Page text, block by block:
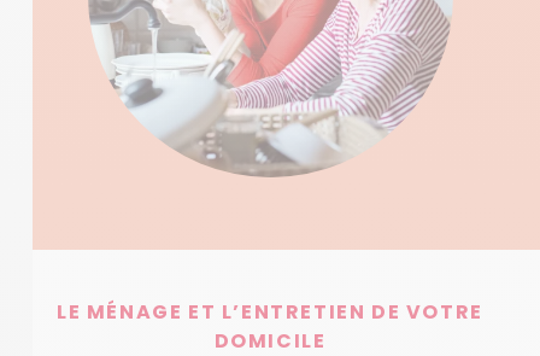
LE MÉNAGE ET L’ENTRETIEN DE VOTRE
DOMICILE